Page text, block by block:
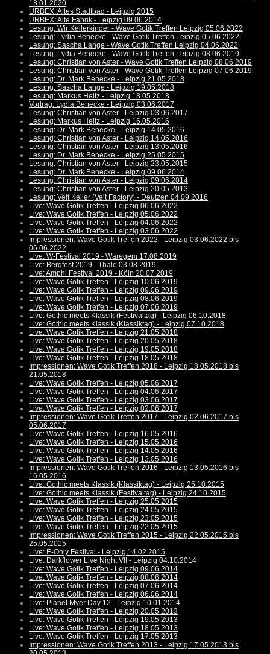
18.01.2020
URBEX: Altes Stadtbad - Leipzig 2015
URBEX: Alte Fabrik - Leipzig 09.06.2014
Lesung: Wir Kellerkinder - Wave Gotik Treffen Leipzig 05.06.2022
Lesung: Lydia Benecke - Wave Gotik Treffen Leipzig 05.06.2022
Lesung: Sascha Lange - Wave Gotik Treffen Leipzig 04.06.2022
Lesung: Lydia Benecke - Wave Gotik Treffen Leipzig 08.06.2019
Lesung: Christian von Aster - Wave Gotik Treffen Leipzig 08.06.2019
Lesung: Christian von Aster - Wave Gotik Treffen Leipzig 07.06.2019
Lesung: Dr. Mark Benecke - Leipzig 21.05.2018
Lesung: Sascha Lange - Leipzig 19.05.2018
Lesung: Markus Heitz - Leipzig 18.05.2018
Vortrag: Lydia Benecke - Leipzig 03.06.2017
Lesung: Christian von Aster - Leipzig 03.06.2017
Lesung: Markus Heitz - Leipzig 16.05.2016
Lesung: Dr. Mark Benecke - Leipzig 14.05.2016
Lesung: Christian von Aster - Leipzig 14.05.2016
Lesung: Christian von Aster - Leipzig 13.05.2016
Lesung: Dr. Mark Benecke - Leipzig 25.05.2015
Lesung: Christian von Aster - Leipzig 23.05.2015
Lesung: Dr. Mark Benecke - Leipzig 09.06.2014
Lesung: Christian von Aster - Leipzig 09.06.2014
Lesung: Christian von Aster - Leipzig 20.05.2013
Lesung: Veit Keller (Veit Factory) - Deutzen 04.09.2016
Live: Wave Gotik Treffen - Leipzig 06.06.2022
Live: Wave Gotik Treffen - Leipzig 05.06.2022
Live: Wave Gotik Treffen - Leipzig 04.06.2022
Live: Wave Gotik Treffen - Leipzig 03.06.2022
Impressionen: Wave Gotik Treffen 2022 - Leipzig 03.06.2022 bis
06.06.2022
Live: W-Festival 2019 - Waregem 17.08.2019
Live: Bergfest 2019 - Thale 03.08.2019
Live: Amphi Festival 2019 - Köln 20.07.2019
Live: Wave Gotik Treffen - Leipzig 10.06.2019
Live: Wave Gotik Treffen - Leipzig 09.06.2019
Live: Wave Gotik Treffen - Leipzig 08.06.2019
Live: Wave Gotik Treffen - Leipzig 07.06.2019
Live: Gothic meets Klassik (Festivaltag) - Leipzig 06.10.2018
Live: Gothic meets Klassik (Klassiktag) - Leipzig 07.10.2018
Live: Wave Gotik Treffen - Leipzig 21.05.2018
Live: Wave Gotik Treffen - Leipzig 20.05.2018
Live: Wave Gotik Treffen - Leipzig 19.05.2018
Live: Wave Gotik Treffen - Leipzig 18.05.2018
Impressionen: Wave Gotik Treffen 2018 - Leipzig 18.05.2018 bis
21.05.2018
Live: Wave Gotik Treffen - Leipzig 05.06.2017
Live: Wave Gotik Treffen - Leipzig 04.06.2017
Live: Wave Gotik Treffen - Leipzig 03.06.2017
Live: Wave Gotik Treffen - Leipzig 02.06.2017
Impressionen: Wave Gotik Treffen 2017 - Leipzig 02.06.2017 bis
05.06.2017
Live: Wave Gotik Treffen - Leipzig 16.05.2016
Live: Wave Gotik Treffen - Leipzig 15.05.2016
Live: Wave Gotik Treffen - Leipzig 14.05.2016
Live: Wave Gotik Treffen - Leipzig 13.05.2016
Impressionen: Wave Gotik Treffen 2016 - Leipzig 13.05.2016 bis
16.05.2016
Live: Gothic meets Klassik (Klassiktag) - Leipzig 25.10.2015
Live: Gothic meets Klassik (Festivaltag) - Leipzig 24.10.2015
Live: Wave Gotik Treffen - Leipzig 25.05.2015
Live: Wave Gotik Treffen - Leipzig 24.05.2015
Live: Wave Gotik Treffen - Leipzig 23.05.2015
Live: Wave Gotik Treffen - Leipzig 22.05.2015
Impressionen: Wave Gotik Treffen 2015 - Leipzig 22.05.2015 bis
25.05.2015
Live: E-Only Festival - Leipzig 14.02.2015
Live: Darkflower Live Night VII - Leipzig 04.10.2014
Live: Wave Gotik Treffen - Leipzig 09.06.2014
Live: Wave Gotik Treffen - Leipzig 08.06.2014
Live: Wave Gotik Treffen - Leipzig 07.06.2014
Live: Wave Gotik Treffen - Leipzig 06.06.2014
Live: Planet Myer Day 12 - Leipzig 10.01.2014
Live: Wave Gotik Treffen - Leipzig 20.05.2013
Live: Wave Gotik Treffen - Leipzig 19.05.2013
Live: Wave Gotik Treffen - Leipzig 18.05.2013
Live: Wave Gotik Treffen - Leipzig 17.05.2013
Impressionen: Wave Gotik Treffen 2013 - Leipzig 17.05.2013 bis